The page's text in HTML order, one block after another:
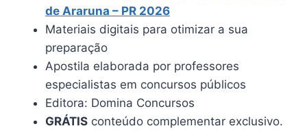
de Araruna – PR 2026
Materiais digitais para otimizar a sua
preparação
Apostila elaborada por professores
especialistas em concursos públicos
Editora: Domina Concursos
GRÁTIS conteúdo complementar exclusivo.